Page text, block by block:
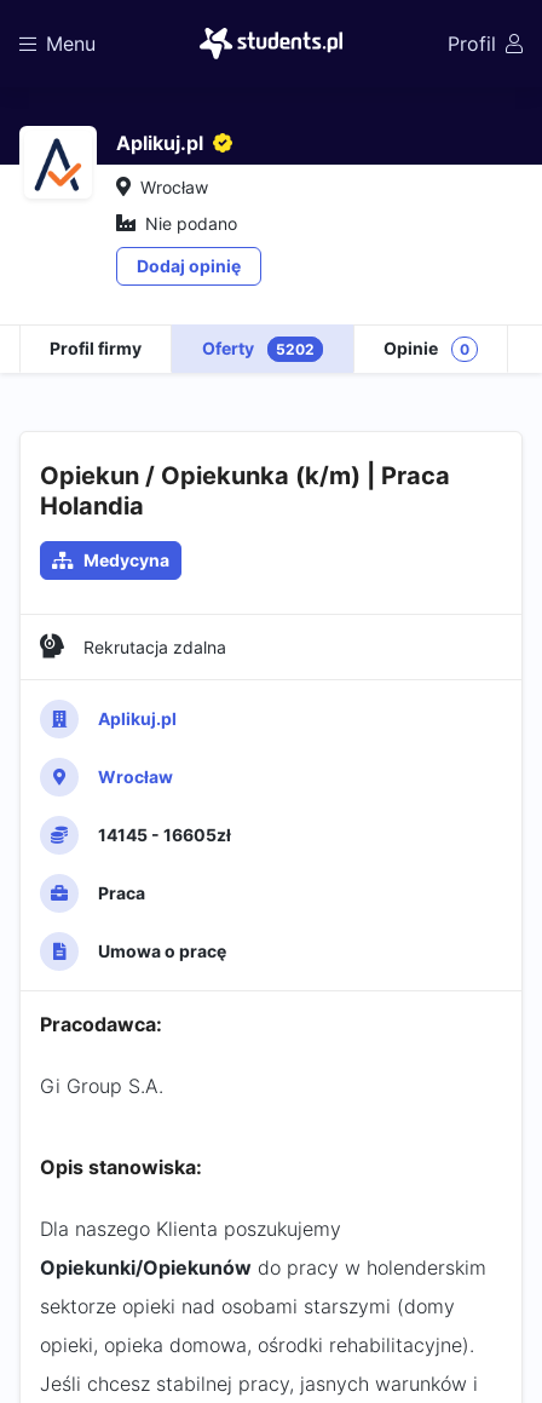
Menu Profil
Aplikuj.pl
Wrocław
Nie podano
Dodaj opinię
Profil firmy Oferty 5202 Opinie 0
Opiekun / Opiekunka (k/m) | Praca
Holandia
Medycyna
Rekrutacja zdalna
Aplikuj.pl
Wrocław
14145 - 16605zł
Praca
Umowa o pracę
Pracodawca:
Gi Group S.A.
Opis stanowiska:
Dla naszego Klienta poszukujemy
Opiekunki/Opiekunów do pracy w holenderskim
sektorze opieki nad osobami starszymi (domy
opieki, opieka domowa, ośrodki rehabilitacyjne).
Jeśli chcesz stabilnej pracy, jasnych warunków i